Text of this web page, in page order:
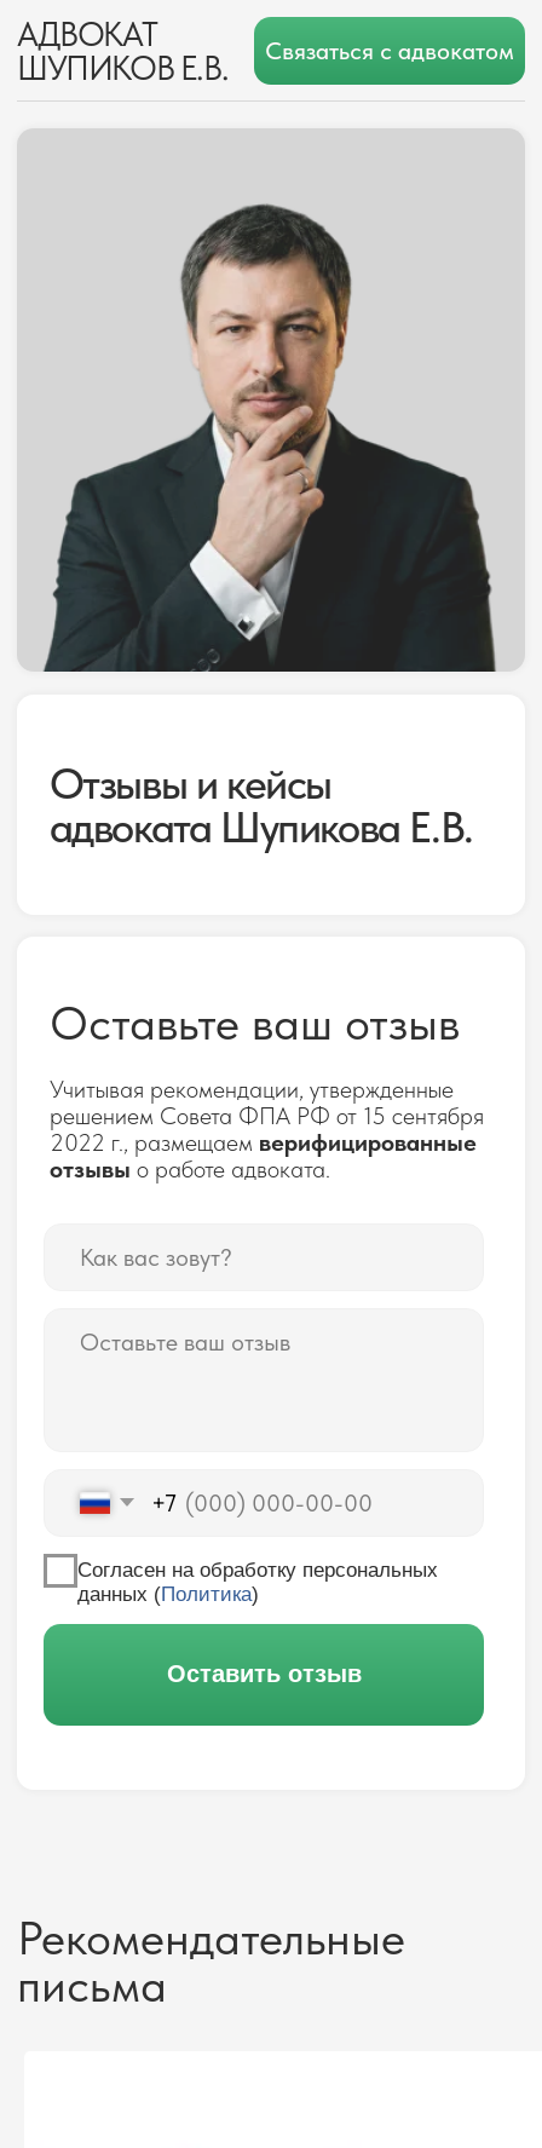
АДВОКАТ
ШУПИКОВ Е.В.
Связаться с адвокатом
Учитывая рекомендации, утвержденные
решением Совета ФПА РФ от 15 сентября
верифицированные
отзывы о работе адвоката.
Отзывы и кейсы
адвоката Шупикова Е.В.
Согласен на обработку персональных
данных (Политика )